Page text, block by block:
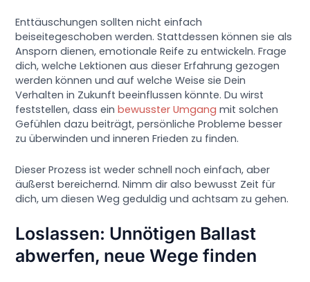
Enttäuschungen sollten nicht einfach
beiseitegeschoben werden. Stattdessen können sie als
Ansporn dienen, emotionale Reife zu entwickeln. Frage
dich, welche Lektionen aus dieser Erfahrung gezogen
werden können und auf welche Weise sie Dein
Verhalten in Zukunft beeinflussen könnte. Du wirst
feststellen, dass einbewusster Umgang mit solchen
Gefühlen dazu beiträgt, persönliche Probleme besser
zu überwinden und inneren Frieden zu finden.
Dieser Prozess ist weder schnell noch einfach, aber
äußerst bereichernd. Nimm dir also bewusst Zeit für
dich, um diesen Weg geduldig und achtsam zu gehen.
Loslassen: Unnötigen Ballast
abwerfen, neue Wege finden